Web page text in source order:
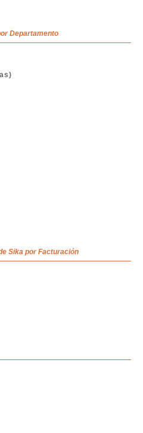
Departamento
Sika por Facturación